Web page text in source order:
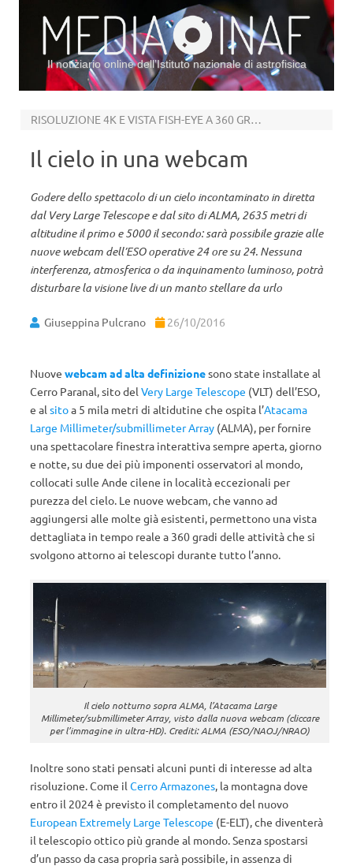
Il notiziario online dell’Istituto nazionale di astrofisica
RISOLUZIONE 4K E VISTA FISH-EYE A 360 GRADI
Il cielo in una webcam
Godere dello spettacolo di un cielo incontaminato in diretta
dal Very Large Telescope e dal sito di ALMA, 2635 metri di
altitudine il primo e 5000 il secondo: sarà possibile grazie alle
nuove webcam dell’ESO operative 24 ore su 24. Nessuna
interferenza, atmosferica o da inquinamento luminoso, potrà
disturbare la visione live di un manto stellare da urlo
Giuseppina Pulcrano 26/10/2016
Nuove webcam ad alta definizionesono state installate al
Cerro Paranal, sito del Very Large Telescope (VLT) dell’ESO,
e al sitoa 5 mila metri di altidutine che ospita l’Atacama
Large Millimeter/submillimeter Array (ALMA), per fornire
una spettacolare finestra interattiva sempre aperta, giorno
e notte, su due dei più imponenti osservatori al mondo,
collocati sulle Ande cilene in località eccezionali per
purezza del cielo. Le nuove webcam, che vanno ad
aggiungersi alle molte già esistenti, permettono una vista
dettagliata in tempo reale a 360 gradi delle attività che si
svolgono attorno ai telescopi durante tutto l’anno.
Il cielo notturno sopra ALMA, l’Atacama Large
Millimeter/submillimeter Array, visto dalla nuova webcam (cliccare
per l’immagine in ultra-HD). Crediti: ALMA (ESO/NAOJ/NRAO)
Inoltre sono stati pensati alcuni punti di interesse ad alta
risoluzione. Come il Cerro Armazones, la montagna dove
entro il 2024 è previsto il completamento del nuovo
European Extremely Large Telescope (E-ELT), che diventerà
il telescopio ottico più grande al mondo. Senza spostarsi
d’un passo da casa propria sarà possibile, in assenza di